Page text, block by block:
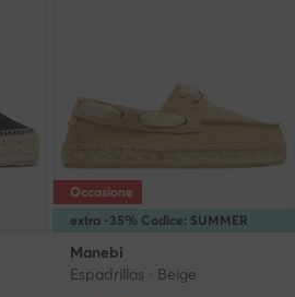
extra -35% Codice: SUMMER
Occasione
Manebi
Espadrillas · Beige